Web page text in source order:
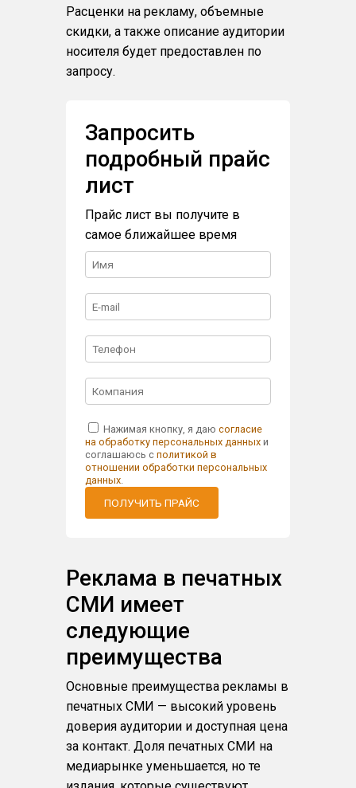
Расценки на рекламу, объемные
скидки, а также описание аудитории
носителя будет предоставлен по
запросу.
Запросить
подробный прайс
лист
Прайс лист вы получите в
самое ближайшее время
Нажимая кнопку, я даюсогласие
на обработку персональных данных и
соглашаюсь сполитикой в
отношении обработки персональных
данных
ПОЛУЧИТЬ ПРАЙС
Реклама в печатных
СМИ имеет
следующие
преимущества
Основные преимущества рекламы в
печатных СМИ — высокий уровень
доверия аудитории и доступная цена
за контакт. Доля печатных СМИ на
медиарынке уменьшается, но те